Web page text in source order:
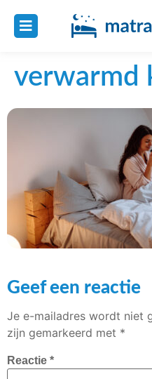
verwarmd
Geef een reactie
Je e-mailadres wordt niet
zijn gemarkeerd met *
Reactie *